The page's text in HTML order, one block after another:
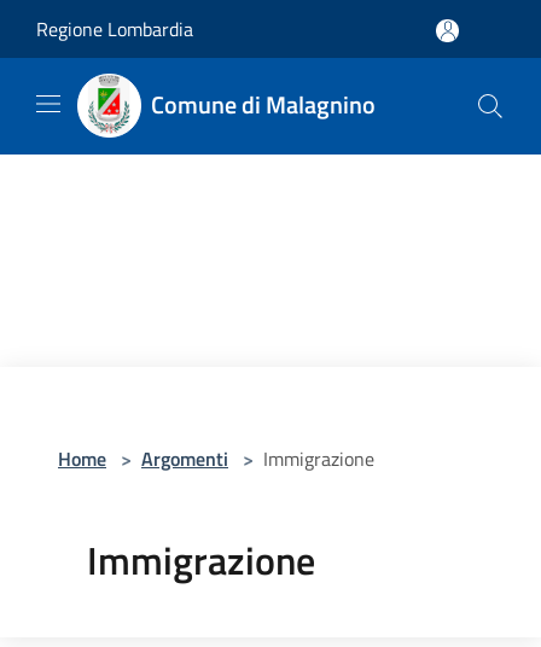
Regione Lombardia
Comune di Malagnino
Home > Argomenti > Immigrazione
Immigrazione